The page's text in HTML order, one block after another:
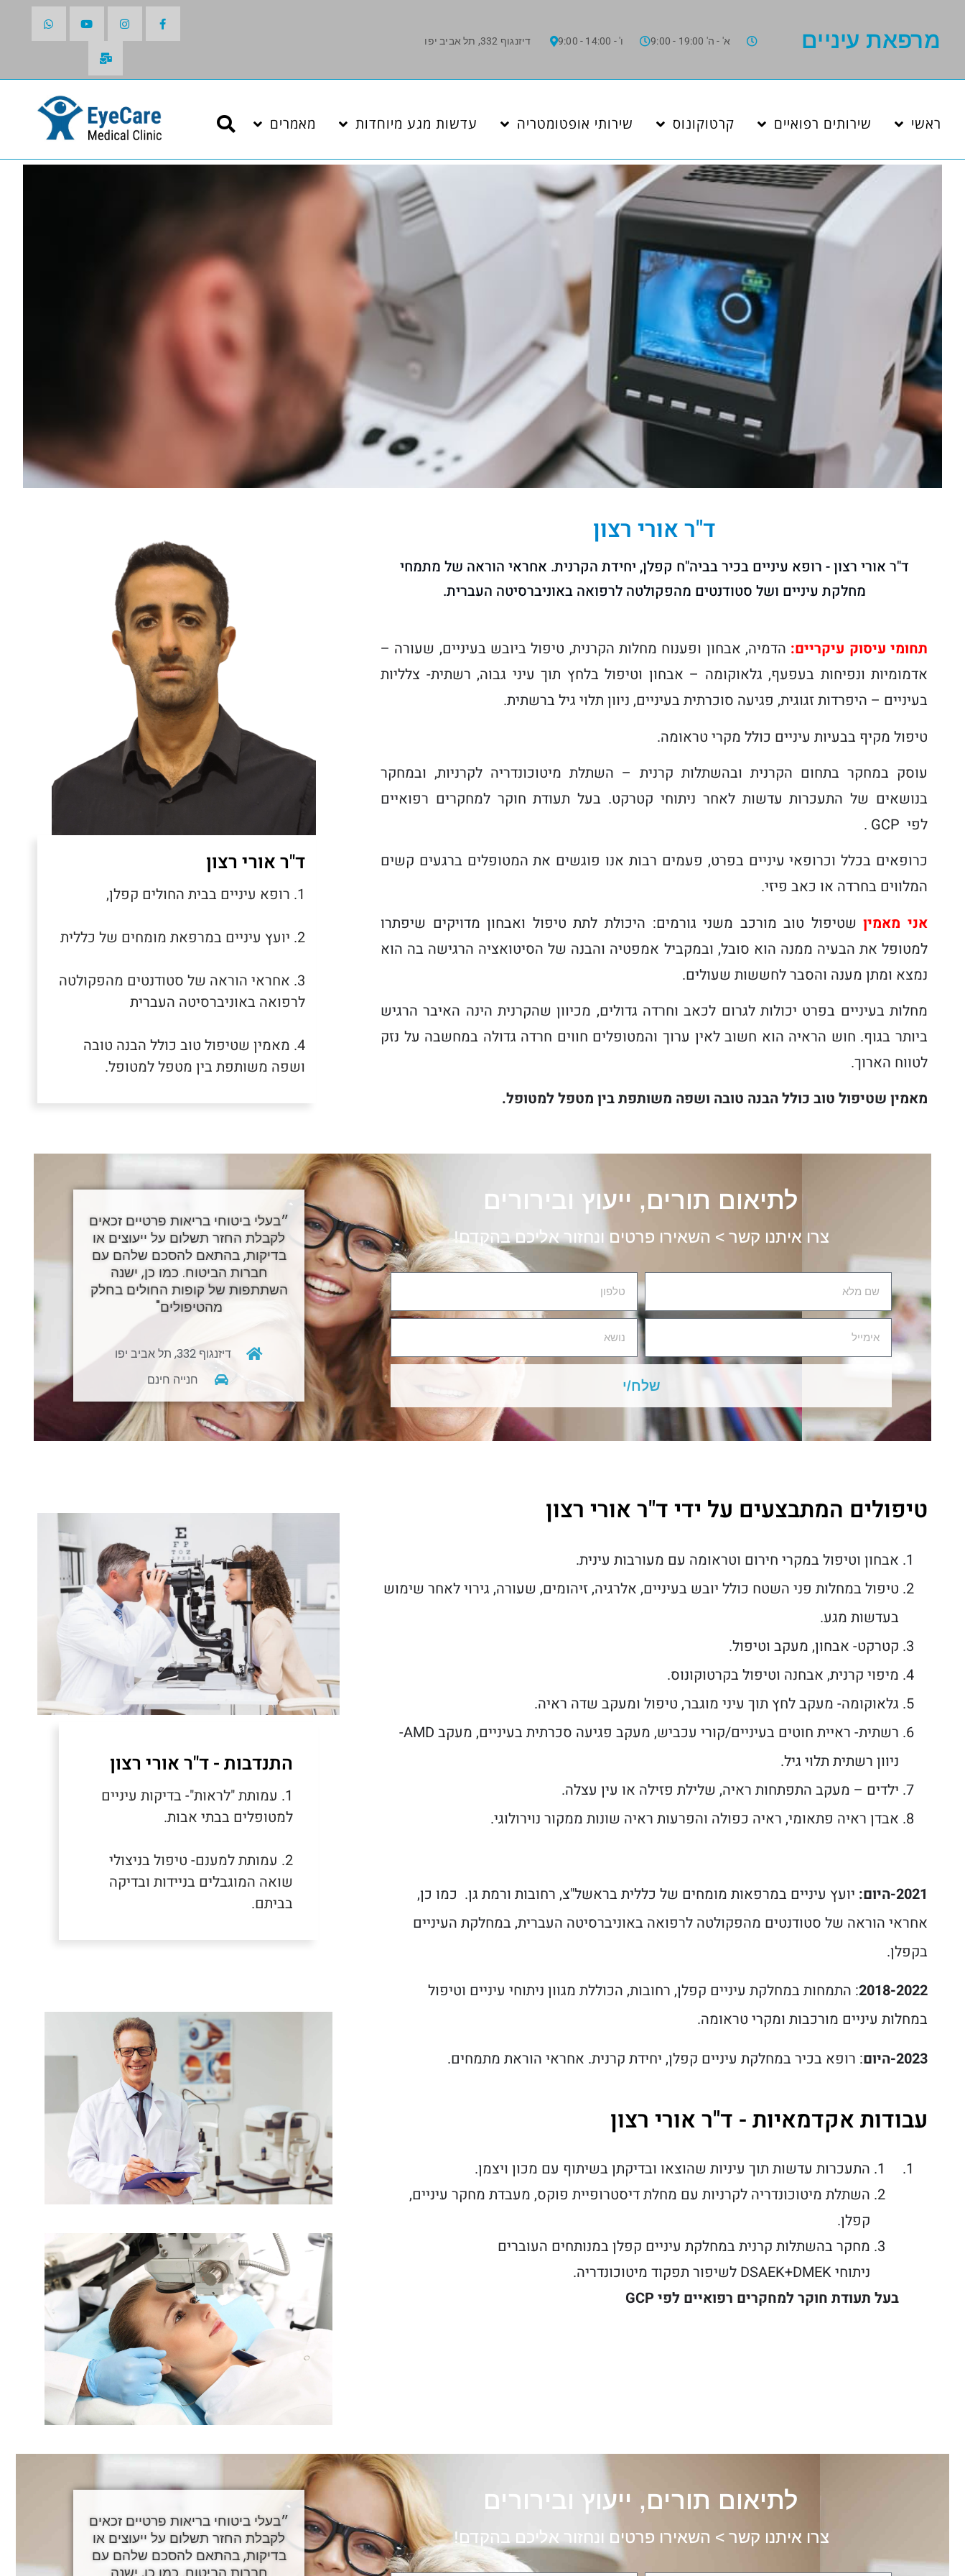
מרפאת עיניים א' - ה' 19:00 - 9:00 ו' - 14:00 - 9:00 דיזנגוף 332, תל אביב יפו
ראשי שירותים רפואיים קרטוקונוס שירותי אופטומטריה עדשות מגע מיוחדות מאמרים
ד"ר אורי רצון
ד"ר אורי רצון - רופא עיניים בכיר בביה"ח קפלן, יחידת הקרנית. אחראי הוראה של מתמחי
מחלקת עיניים ושל סטודנטים מהפקולטה לרפואה באוניברסיטה העברית.
תחומי עיסוק עיקריים: הדמיה, אבחון ופענוח מחלות הקרנית, טיפול ביובש בעיניים, שעורה –
אדמומיות ונפיחות בעפעף, גלאוקומה – אבחון וטיפול בלחץ תוך עיני גבוה, רשתית- צלליות
בעיניים – היפרדות זגוגית, פגיעה סוכרתית בעיניים, ניוון תלוי גיל ברשתית.
טיפול מקיף בבעיות עיניים כולל מקרי טראומה.
עוסק במחקר בתחום הקרנית ובהשתלות קרנית – השתלת מיטוכונדריה לקרניות, ובמחקר
בנושאים של התעכרות עדשות לאחר ניתוחי קטרקט. בעל תעודת חוקר למחקרים רפואיים
לפי . GCP
כרופאים בכלל וכרופאי עיניים בפרט, פעמים רבות אנו פוגשים את המטופלים ברגעים קשים
המלווים בחרדה או כאב פיזי.
אני מאמין שטיפול טוב מורכב משני גורמים: היכולת לתת טיפול ואבחון מדויקים שיפתרו
למטופל את הבעיה ממנה הוא סובל, ובמקביל אמפטיה והבנה של הסיטואציה הרגישה בה הוא
נמצא ומתן מענה והסבר לחששות שעולים.
מחלות בעיניים בפרט יכולות לגרום לכאב וחרדה גדולים, מכיוון שהקרנית הינה האיבר הרגיש
ביותר בגוף. חוש הראיה הוא חשוב לאין ערוך והמטופלים חווים חרדה גדולה במחשבה על נזק
לטווח הארוך.
מאמין שטיפול טוב כולל הבנה טובה ושפה משותפת בין מטפל למטופל.
ד"ר אורי רצון
1. רופא עיניים בבית החולים קפלן,
2. יועץ עיניים במרפאת מומחים של כללית
3. אחראי הוראה של סטודנטים מהפקולטה
לרפואה באוניברסיטה העברית
4. מאמין שטיפול טוב כולל הבנה טובה
ושפה משותפת בין מטפל למטופל.
לתיאום תורים, ייעוץ ובירורים
צרו איתנו קשר > השאירו פרטים ונחזור אליכם בהקדם!
שלח/י
״בעלי ביטוחי בריאות פרטיים זכאים
לקבלת החזר תשלום על ייעוצים או
בדיקות, בהתאם להסכם שלהם עם
חברות הביטוח. כמו כן, ישנה
השתתפות של קופות החולים בחלק
מהטיפולים"
דיזנגוף 332, תל אביב יפו
חנייה חינם
טיפולים המתבצעים על ידי ד"ר אורי רצון
אבחון וטיפול במקרי חירום וטראומה עם מעורבות עינית.
טיפול במחלות פני השטח כולל יובש בעיניים, אלרגיה, זיהומים, שעורה, גירוי לאחר שימוש
בעדשות מגע.
קטרקט- אבחון, מעקב וטיפול.
מיפוי קרנית, אבחנה וטיפול בקרטוקונוס.
גלאוקומה- מעקב לחץ תוך עיני מוגבר, טיפול ומעקב שדה ראיה.
רשתית- ראיית חוטים בעיניים/קורי עכביש, מעקב פגיעה סכרתית בעיניים, מעקב AMD-
ניוון רשתית תלוי גיל.
ילדים – מעקב התפתחות ראיה, שלילת פזילה או עין עצלה.
אבדן ראיה פתאומי, ראיה כפולה והפרעות ראיה שונות ממקור נוירולוגי.
2021-היום:
יועץ עיניים במרפאות מומחים של כללית בראשל"צ, רחובות ורמת גן. כמו כן,
אחראי הוראה של סטודנטים מהפקולטה לרפואה באוניברסיטה העברית, במחלקת העיניים
בקפלן.
2018-2022: התמחות במחלקת עיניים קפלן, רחובות, הכוללת מגוון ניתוחי עיניים וטיפול
במחלות עיניים מורכבות ומקרי טראומה.
2023-היום
: רופא בכיר במחלקת עיניים קפלן, יחידת קרנית. אחראי הוראת מתמחים.
עבודות אקדמאיות - ד"ר אורי רצון
התעכרות עדשות תוך עיניות שהוצאו ובדיקתן בשיתוף עם מכון ויצמן.
השתלת מיטוכונדריה לקרניות עם מחלת דיסטרופיית פוקס, מעבדת מחקר עיניים,
קפלן.
מחקר בהשתלות קרנית במחלקת עיניים קפלן במנותחים העוברים
ניתוחי DSAEK+DMEK לשיפור תפקוד מיטוכונדריה.
בעל תעודת חוקר למחקרים רפואיים לפי
התנדבות - ד"ר אורי רצון
1. עמותת "לראות"- בדיקות עיניים
למטופלים בבתי אבות.
2. עמותת למענם- טיפול בניצולי
שואה המוגבלים בניידות ובדיקה
בביתם.
לתיאום תורים, ייעוץ ובירורים
צרו איתנו קשר > השאירו פרטים ונחזור אליכם בהקדם!
״בעלי ביטוחי בריאות פרטיים זכאים
לקבלת החזר תשלום על ייעוצים או
בדיקות, בהתאם להסכם שלהם עם